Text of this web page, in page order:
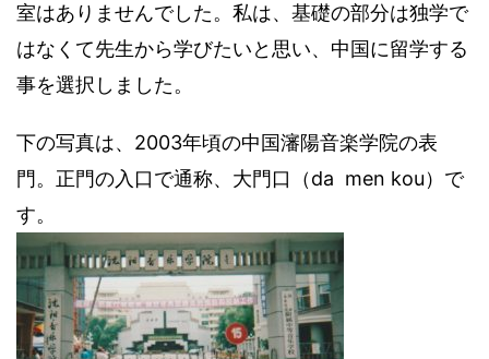
室はありませんでした。私は、基礎の部分は独学で
はなくて先生から学びたいと思い、中国に留学する
事を選択しました。
下の写真は、2003年頃の中国瀋陽音楽学院の表
門。正門の入口で通称、大門口（da men kou）で
す。